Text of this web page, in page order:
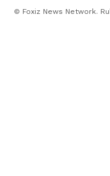
© Foxiz News Network.